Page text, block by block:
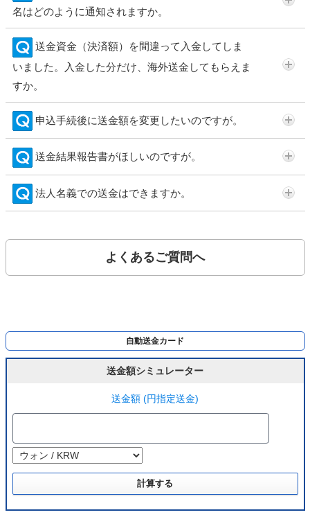
名はどのように通知されますか。
送金資金（決済額）を間違って入金してしま
いました。入金した分だけ、海外送金してもらえま
すか。
申込手続後に送金額を変更したいのですが。
送金結果報告書がほしいのですが。
法人名義での送金はできますか。
よくあるご質問へ
自動送金カード
送金額シミュレーター
送金額 (円指定送金)